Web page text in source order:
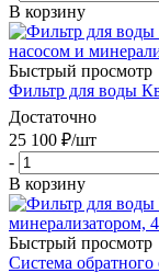
В корзину
Быстрый просмотр
Фильтр для воды
Достаточно
25 100 ₽/шт
-
В корзину
Быстрый просмотр
Система